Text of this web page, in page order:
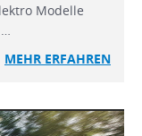
Modelle
MEHR ERFAHREN